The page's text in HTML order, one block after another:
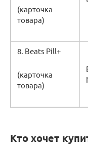
(карточка
товара)
8. Beats Pill+
(карточка
товара)
Кто хочет